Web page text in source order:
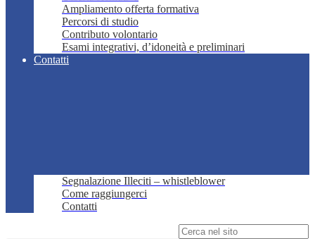
Ampliamento offerta formativa
Percorsi di studio
Contributo volontario
Esami integrativi, d’idoneità e preliminari
Contatti
Segnalazione Illeciti – whistleblower
Come raggiungerci
Contatti